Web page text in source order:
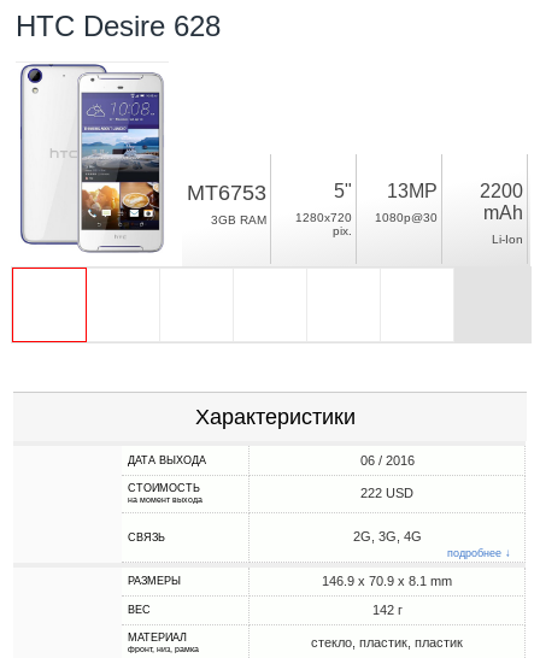
HTC Desire 628
MT6753
3GB RAM
5"
1280x720
pix.
13MP
1080p@30
2200
mAh
Li-Ion
Характеристики
ДАТА ВЫХОДА 06 / 2016
СТОИМОСТЬ
на момент выхода 222 USD
СВЯЗЬ 2G, 3G, 4G
подробнее ↓
РАЗМЕРЫ 146.9 x 70.9 x 8.1 mm
ВЕС 142 г
МАТЕРИАЛ
фронт, низ, рамка стекло, пластик, пластик